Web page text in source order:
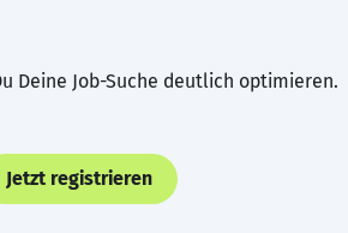
Deine Job-Suche deutlich optimieren.
Jetzt registrieren